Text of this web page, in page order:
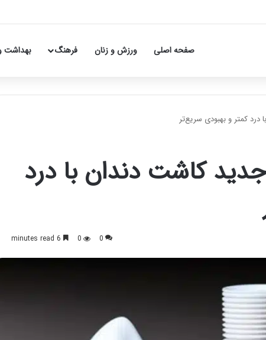
صفحه اصلی ورزش و زنان فرهنگ بهداشت
کمتر و بهبودی سریع‌تر
کاشت دندان با درد
0
0